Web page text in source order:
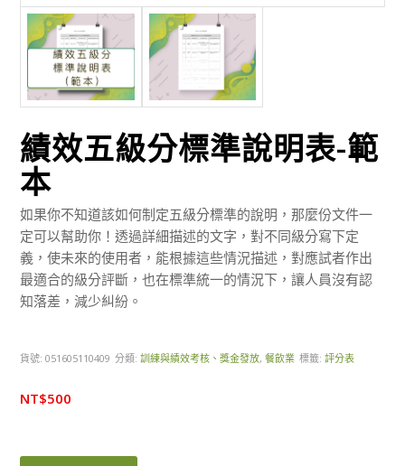
績效五級分標準說明表-範
本
如果你不知道該如何制定五級分標準的說明，那麼份文件一
定可以幫助你！透過詳細描述的文字，對不同級分寫下定
義，使未來的使用者，能根據這些情況描述，對應試者作出
最適合的級分評斷，也在標準統一的情況下，讓人員沒有認
知落差，減少糾紛。
貨號: 051605110409 分類:訓練與績效考核、獎金發放,餐飲業 標籤:評分表
NT$500